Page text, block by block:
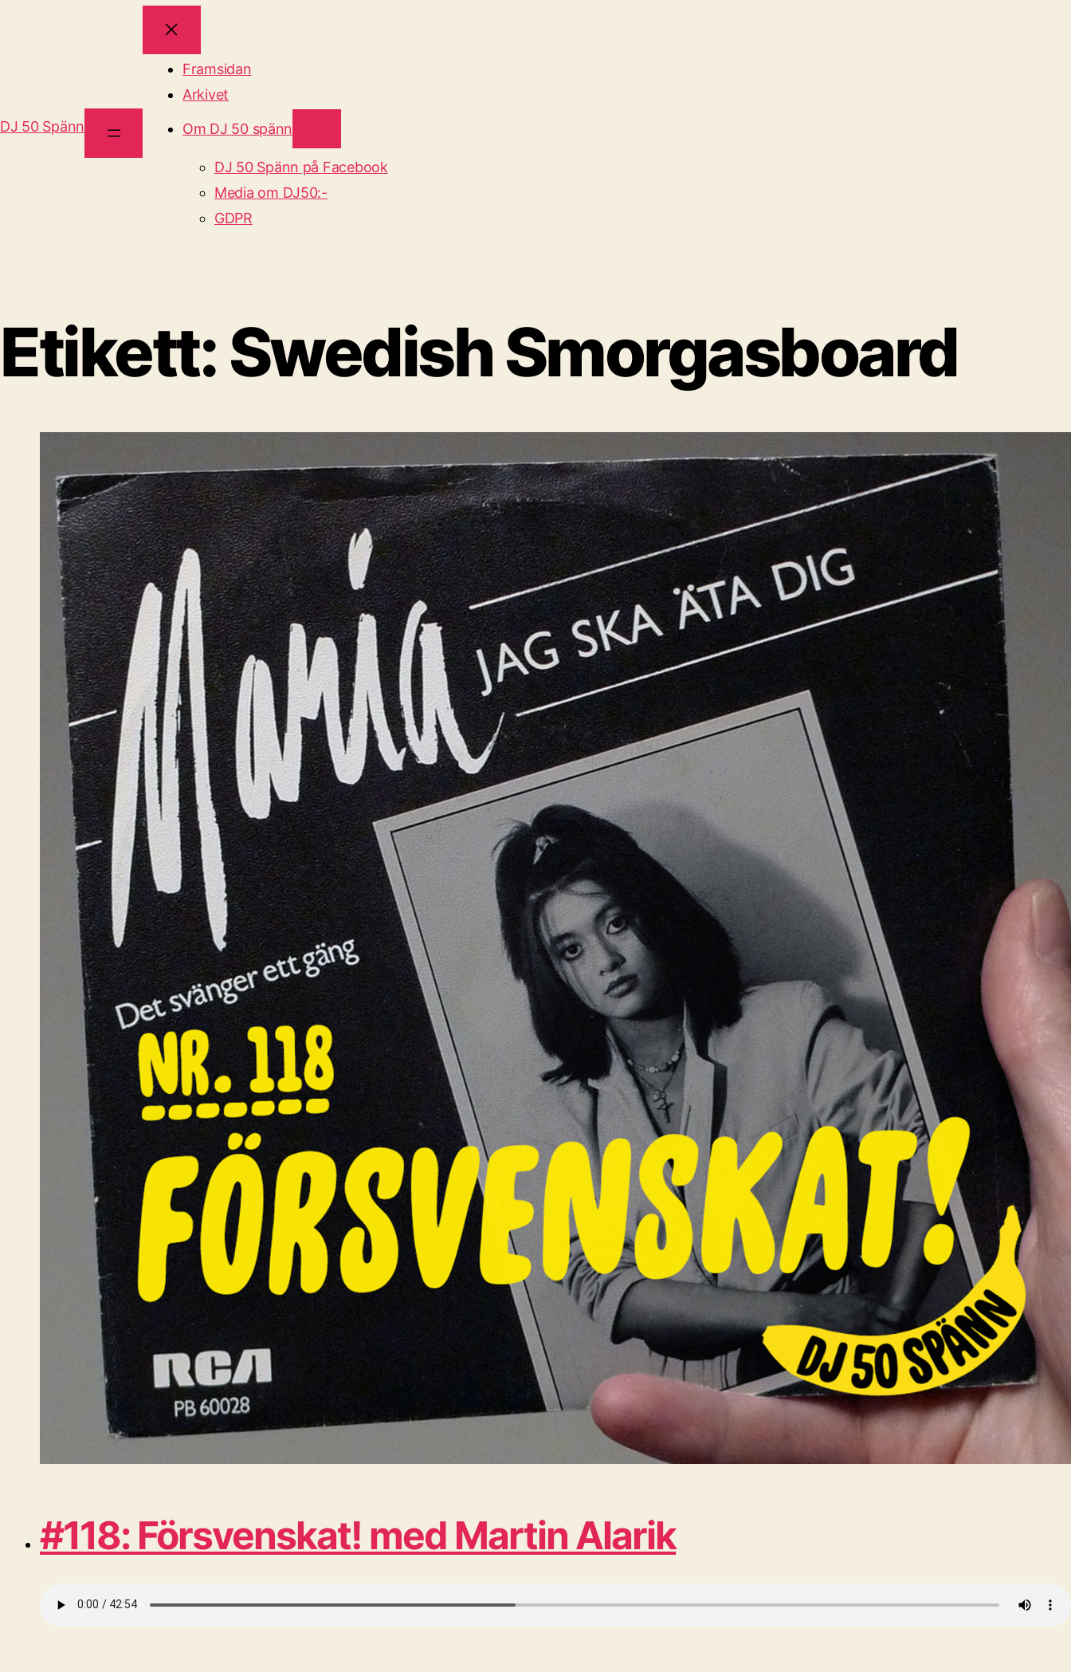
DJ 50 Spänn
Framsidan
Arkivet
Om DJ 50 spänn
DJ 50 Spänn på Facebook
Media om DJ50:-
GDPR
Etikett:Swedish Smorgasboard
#118: Försvenskat! med Martin Alarik